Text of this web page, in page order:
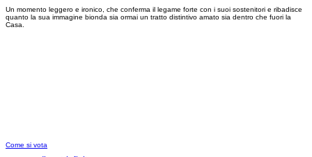
Un momento leggero e ironico, che conferma il legame forte con i suoi sostenitori e ribadisce
quanto la sua immagine bionda sia ormai un tratto distintivo amato sia dentro che fuori la
Casa.
Come si vota